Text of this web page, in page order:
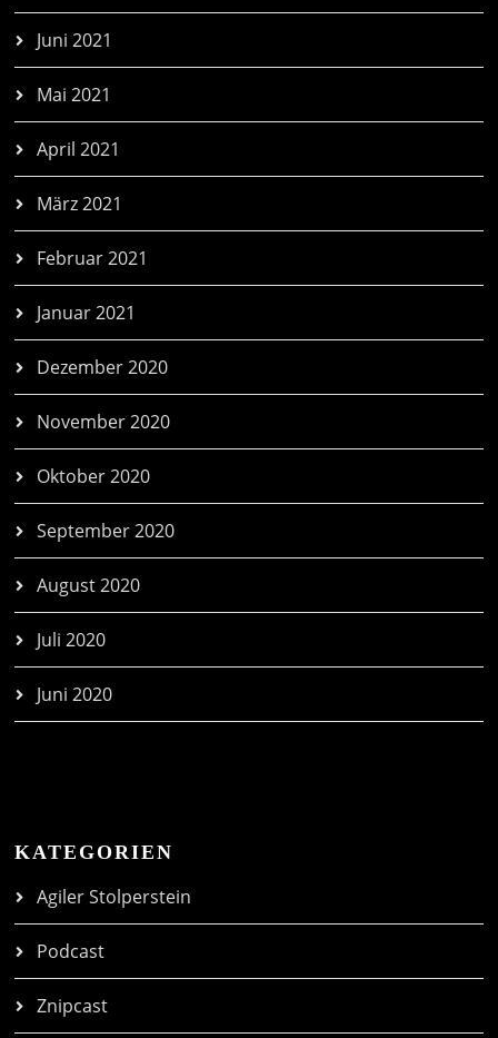
Juni 2021
Mai 2021
April 2021
März 2021
Februar 2021
Januar 2021
Dezember 2020
November 2020
Oktober 2020
September 2020
August 2020
Juli 2020
Juni 2020
KATEGORIEN
Agiler Stolperstein
Podcast
Znipcast